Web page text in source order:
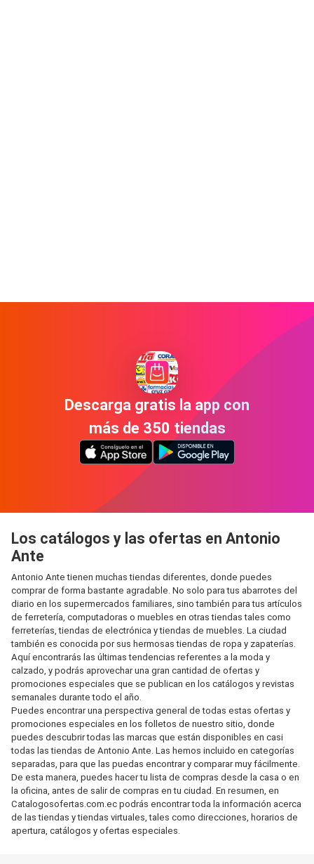
Descarga gratis la app con
más de 350 tiendas
Los catálogos y las ofertas en Antonio
Ante
Antonio Ante tienen muchas tiendas diferentes, donde puedes
comprar de forma bastante agradable. No solo para tus abarrotes del
diario en los supermercados familiares, sino también para tus artículos
de ferretería, computadoras o muebles en otras tiendas tales como
ferreterías, tiendas de electrónica y tiendas de muebles. La ciudad
también es conocida por sus hermosas tiendas de ropa y zapaterías.
Aquí encontrarás las últimas tendencias referentes a la moda y
calzado, y podrás aprovechar una gran cantidad de ofertas y
promociones especiales que se publican en los catálogos y revistas
semanales durante todo el año.
Puedes encontrar una perspectiva general de todas estas ofertas y
promociones especiales en los folletos de nuestro sitio, donde
puedes descubrir todas las marcas que están disponibles en casi
todas las tiendas de Antonio Ante. Las hemos incluido en categorías
separadas, para que las puedas encontrar y comparar muy fácilmente.
De esta manera, puedes hacer tu lista de compras desde la casa o en
la oficina, antes de salir de compras en tu ciudad. En resumen, en
Catalogosofertas.com.ec podrás encontrar toda la información acerca
de las tiendas y tiendas virtuales, tales como direcciones, horarios de
apertura, catálogos y ofertas especiales.